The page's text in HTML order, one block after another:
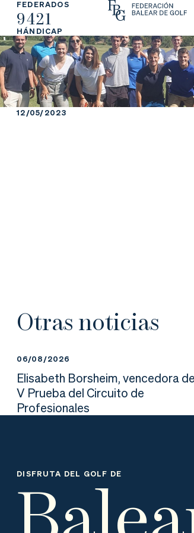
FEDERADOS
9421
HÁNDICAP
La
Fe
de
ra
Fe
de
ra
rs
Ju
ga
r
er da
d
12/05/2023
Otras noticias
06/08/2026
Elisabeth Borsheim, vencedora
V Prueba del Circuito de
Profesionales
DISFRUTA DEL GOLF DE